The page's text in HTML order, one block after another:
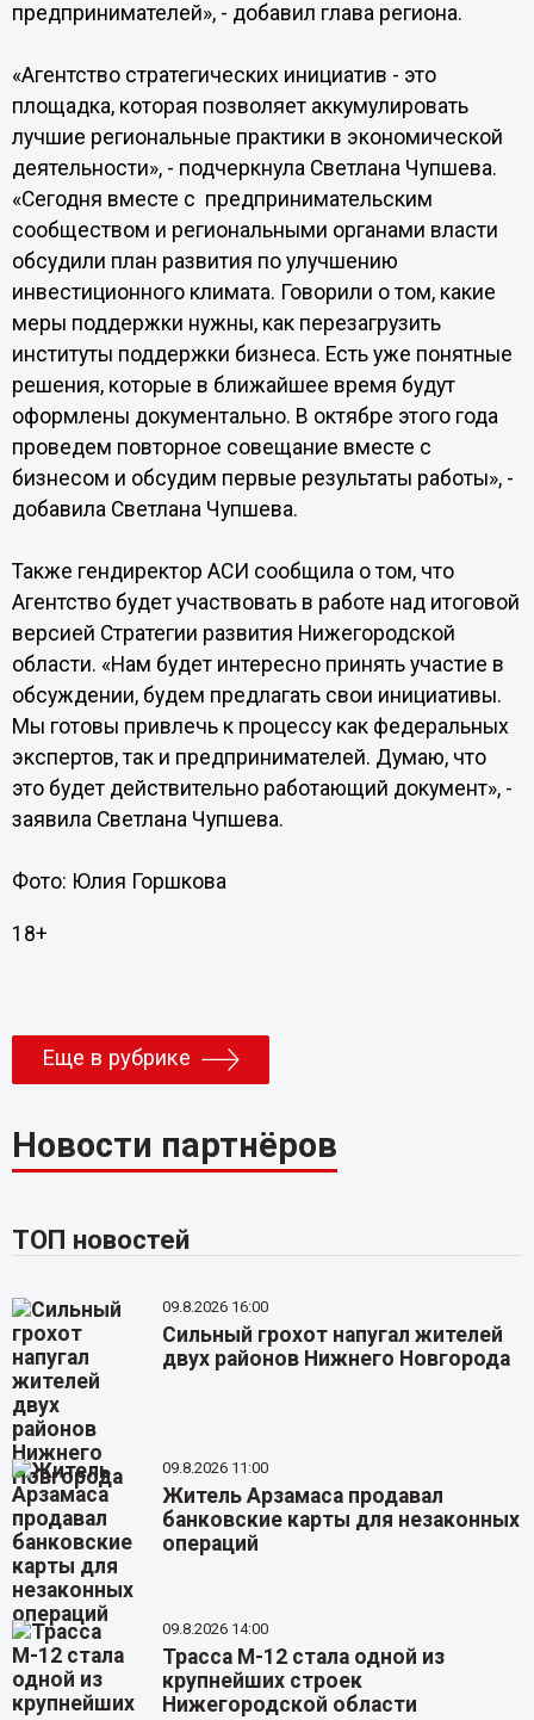
предпринимателей», - добавил глава региона.
«Агентство стратегических инициатив - это
площадка, которая позволяет аккумулировать
лучшие региональные практики в экономической
деятельности», - подчеркнула Светлана Чупшева.
«Сегодня вместе с предпринимательским
сообществом и региональными органами власти
обсудили план развития по улучшению
инвестиционного климата. Говорили о том, какие
меры поддержки нужны, как перезагрузить
институты поддержки бизнеса. Есть уже понятные
решения, которые в ближайшее время будут
оформлены документально. В октябре этого года
проведем повторное совещание вместе с
бизнесом и обсудим первые результаты работы», -
добавила Светлана Чупшева.
Также гендиректор АСИ сообщила о том, что
Агентство будет участвовать в работе над итоговой
версией Стратегии развития Нижегородской
области. «Нам будет интересно принять участие в
обсуждении, будем предлагать свои инициативы.
Мы готовы привлечь к процессу как федеральных
экспертов, так и предпринимателей. Думаю, что
это будет действительно работающий документ», -
заявила Светлана Чупшева.
Фото: Юлия Горшкова
18+
Еще в рубрике
Новости партнёров
ТОП новостей
09.8.2026 16:00
Сильный грохот напугал жителей
двух районов Нижнего Новгорода
09.8.2026 11:00
Житель Арзамаса продавал
банковские карты для незаконных
операций
09.8.2026 14:00
Трасса М-12 стала одной из
крупнейших строек
Нижегородской области